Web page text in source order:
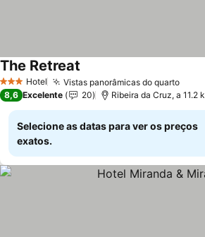
3 EstrelasHotel Vistas panorâmicas do quarto
The Retreat
8,6 Excelente 20 Ribeira da Cruz, a 11.2
Selecione as datas para ver os preços
exatos.